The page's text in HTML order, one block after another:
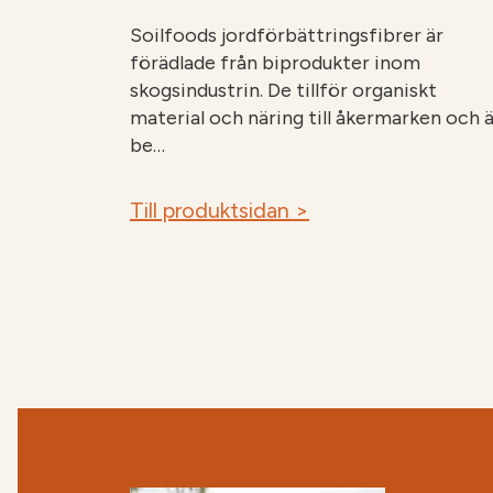
Soilfoods jordförbättringsfibrer är
förädlade från biprodukter inom
skogsindustrin. De tillför organiskt
material och näring till åkermarken och
be…
Till produktsidan >